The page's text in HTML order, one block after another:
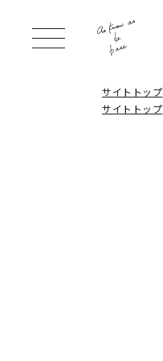
サイトトップ
サイトトップ